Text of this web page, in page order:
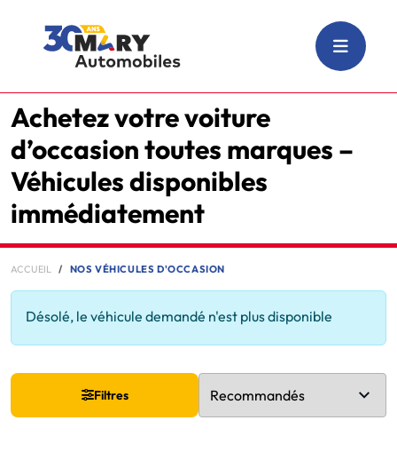
Achetez votre voiture
d’occasion toutes marques –
Véhicules disponibles
immédiatement
ACCUEIL NOS VÉHICULES D'OCCASION
Désolé, le véhicule demandé n'est plus disponible
Filtres